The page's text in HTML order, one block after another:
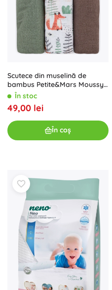
Scutece din muselină de
bambus Petite&Mars Moussy
Forest Fox, 3 buc., 68 × 68 cm
În stoc
49,00 lei
În coș